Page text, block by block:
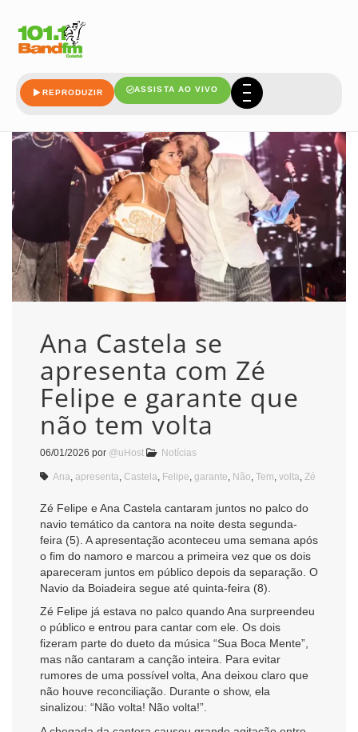
REPRODUZIR ASSISTA AO VIVO
Ana Castela se
apresenta com Zé
Felipe e garante que
não tem volta
06/01/2026 por @uHost Notícias
Ana apresenta Castela Felipe garante Não Tem volta Zé
Zé Felipe e Ana Castela cantaram juntos no palco do
navio temático da cantora na noite desta segunda-
feira (5). A apresentação aconteceu uma semana após
o fim do namoro e marcou a primeira vez que os dois
apareceram juntos em público depois da separação. O
Navio da Boiadeira segue até quinta-feira (8).
Zé Felipe já estava no palco quando Ana surpreendeu
o público e entrou para cantar com ele. Os dois
fizeram parte do dueto da música “Sua Boca Mente”,
mas não cantaram a canção inteira. Para evitar
rumores de uma possível volta, Ana deixou claro que
não houve reconciliação. Durante o show, ela
sinalizou: “Não volta! Não volta!”.